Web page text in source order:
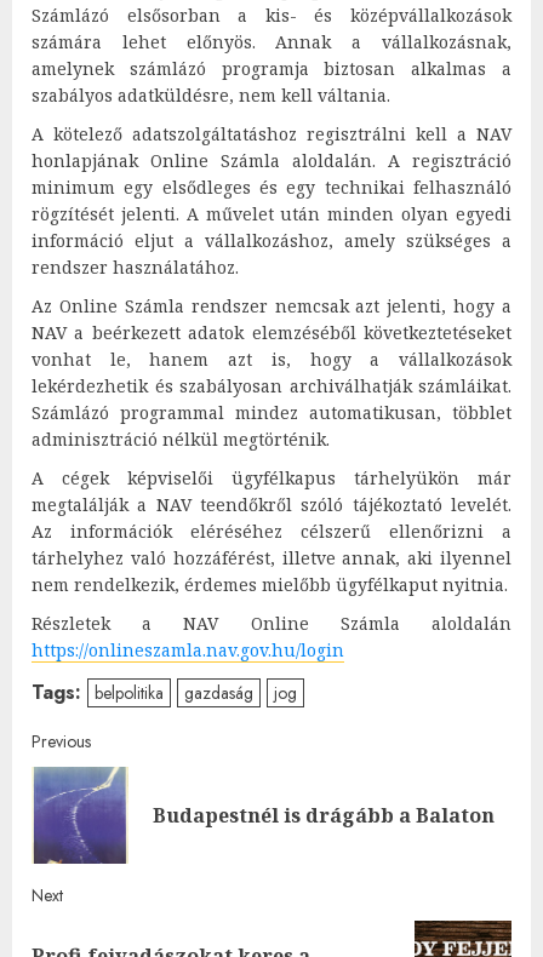
Számlázó elsősorban a kis- és középvállalkozások
számára lehet előnyös. Annak a vállalkozásnak,
amelynek számlázó programja biztosan alkalmas a
szabályos adatküldésre, nem kell váltania.
A kötelező adatszolgáltatáshoz regisztrálni kell a NAV
honlapjának Online Számla aloldalán. A regisztráció
minimum egy elsődleges és egy technikai felhasználó
rögzítését jelenti. A művelet után minden olyan egyedi
információ eljut a vállalkozáshoz, amely szükséges a
rendszer használatához.
Az Online Számla rendszer nemcsak azt jelenti, hogy a
NAV a beérkezett adatok elemzéséből következtetéseket
vonhat le, hanem azt is, hogy a vállalkozások
lekérdezhetik és szabályosan archiválhatják számláikat.
Számlázó programmal mindez automatikusan, többlet
adminisztráció nélkül megtörténik.
A cégek képviselői ügyfélkapus tárhelyükön már
megtalálják a NAV teendőkről szóló tájékoztató levelét.
Az információk eléréséhez célszerű ellenőrizni a
tárhelyhez való hozzáférést, illetve annak, aki ilyennel
nem rendelkezik, érdemes mielőbb ügyfélkaput nyitnia.
Részletek a NAV Online Számla aloldalán
https://onlineszamla.nav.gov.hu/login
Tags: belpolitika gazdaság jog
Post
navigation
Previous
Budapestnél is drágább a Balaton
Next